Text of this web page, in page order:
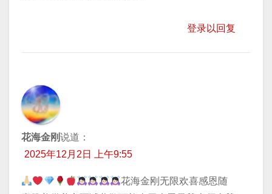
登录以回复
花海金刚说道：
2025年12月2日 上午9:55
花海金刚无限欢喜感恩随